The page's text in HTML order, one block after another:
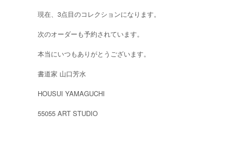
現在、3点目のコレクションになります。
次のオーダーも予約されています。
本当にいつもありがとうございます。
書道家 山口芳水
HOUSUI YAMAGUCHI
55055 ART STUDIO